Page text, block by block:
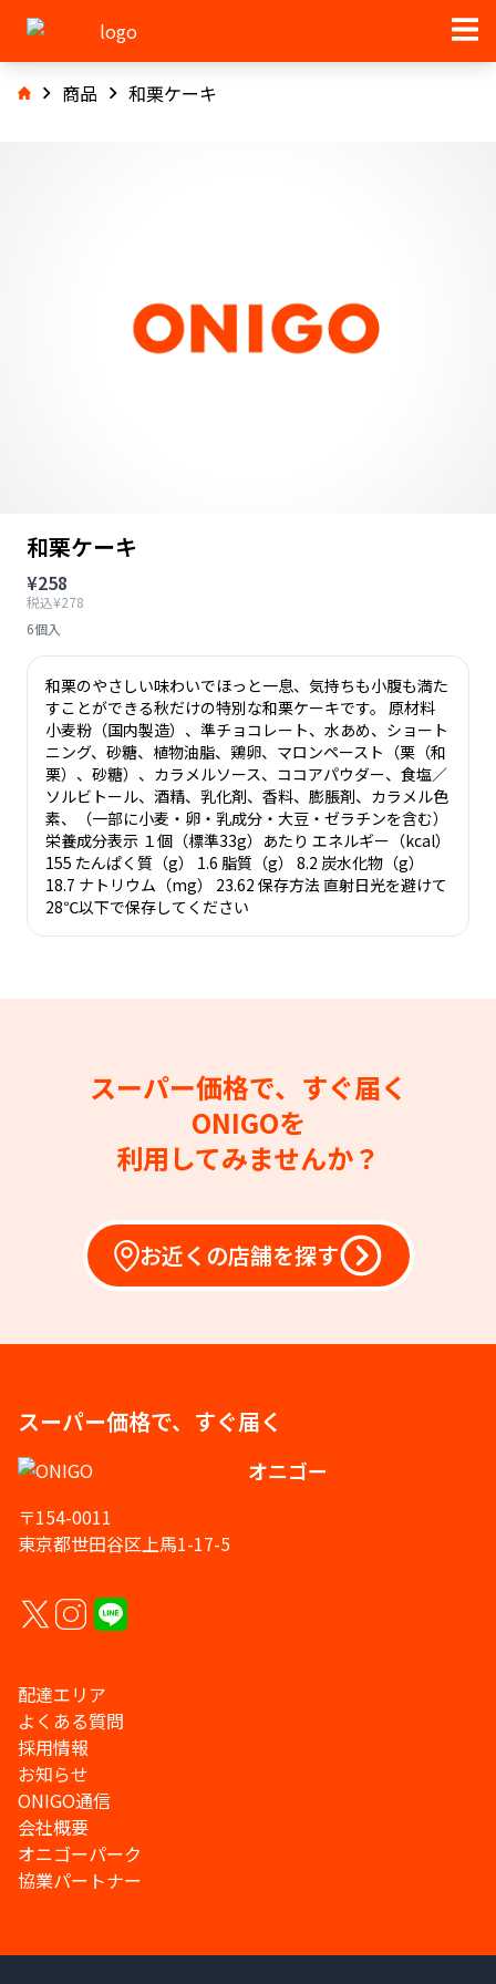
商品 和栗ケーキ
和栗ケーキ
¥258
税込¥278
6個入
和栗のやさしい味わいでほっと一息、気持ちも小腹も満た
すことができる秋だけの特別な和栗ケーキです。 原材料
小麦粉（国内製造）、準チョコレート、水あめ、ショート
ニング、砂糖、植物油脂、鶏卵、マロンペースト（栗（和
栗）、砂糖）、カラメルソース、ココアパウダー、食塩／
ソルビトール、酒精、乳化剤、香料、膨脹剤、カラメル色
素、（一部に小麦・卵・乳成分・大豆・ゼラチンを含む）
栄養成分表示 １個（標準33g）あたり エネルギー（kcal）
155 たんぱく質（g） 1.6 脂質（g） 8.2 炭水化物（g）
18.7 ナトリウム（mg） 23.62 保存方法 直射日光を避けて
28℃以下で保存してください
スーパー価格で、すぐ届く
ONIGOを
利用してみませんか？
お近くの店舗を探す
スーパー価格で、すぐ届く
オニゴー
〒154-0011
東京都世田谷区上馬1-17-5
配達エリア
よくある質問
採用情報
お知らせ
ONIGO通信
会社概要
オニゴーパーク
協業パートナー